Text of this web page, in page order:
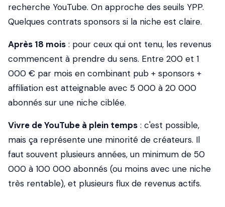
recherche YouTube. On approche des seuils YPP.
Quelques contrats sponsors si la niche est claire.
Après 18 mois : pour ceux qui ont tenu, les revenus
commencent à prendre du sens. Entre 200 et 1
000 € par mois en combinant pub + sponsors +
affiliation est atteignable avec 5 000 à 20 000
abonnés sur une niche ciblée.
Vivre de YouTube à plein temps : c'est possible,
mais ça représente une minorité de créateurs. Il
faut souvent plusieurs années, un minimum de 50
000 à 100 000 abonnés (ou moins avec une niche
très rentable), et plusieurs flux de revenus actifs.